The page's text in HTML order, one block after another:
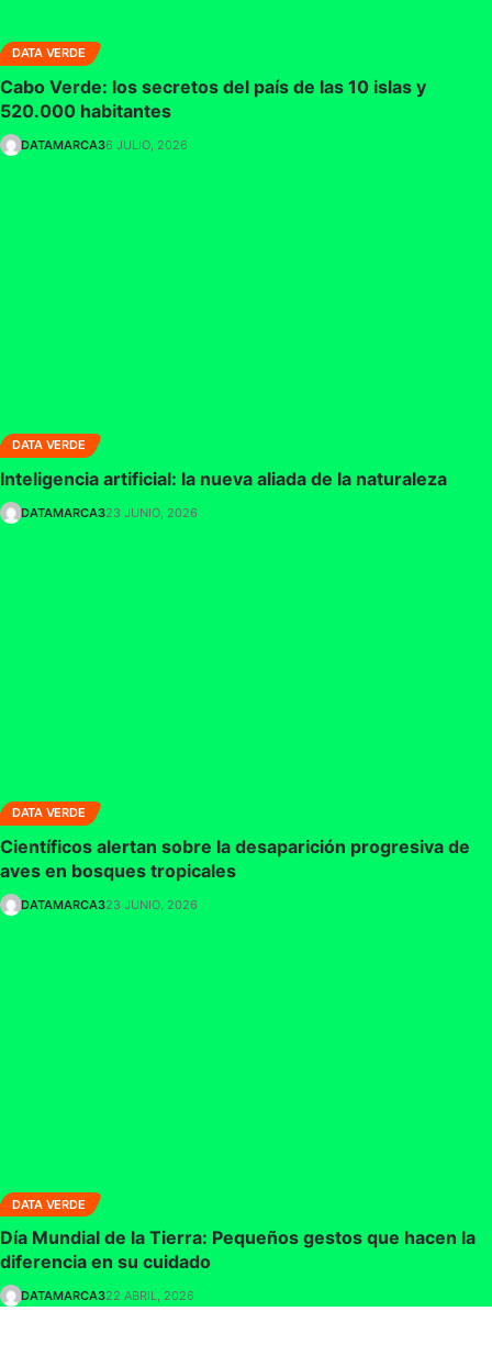
DATA VERDE
Cabo Verde: los secretos del país de las 10 islas y
520.000 habitantes
DATAMARCA36 JULIO, 2026
DATA VERDE
Inteligencia artificial: la nueva aliada de la naturaleza
DATAMARCA323 JUNIO, 2026
DATA VERDE
Científicos alertan sobre la desaparición progresiva de
aves en bosques tropicales
DATAMARCA323 JUNIO, 2026
DATA VERDE
Día Mundial de la Tierra: Pequeños gestos que hacen la
diferencia en su cuidado
DATAMARCA322 ABRIL, 2026